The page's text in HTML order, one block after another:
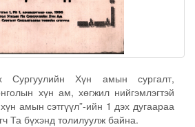
Хүн амын сургалт,
хүн ам, хөгжил нийгэмлэгтэй
амын сэтгүүл”-ийн 1 дэх дугаараа
Та бүхэнд толилуулж байна.